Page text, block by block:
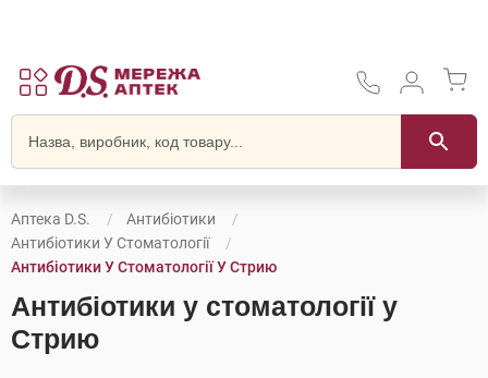
Аптека D.S.
Антибіотики
Антибіотики У Стоматології
Антибіотики У Стоматології У Стрию
Антибіотики у стоматології у
Стрию